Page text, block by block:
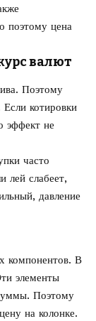
поэтому цена
валют
Поэтому
котировки
эффект не
часто
лей слабеет,
давление
компонентов. В
элементы
Поэтому
на колонке.